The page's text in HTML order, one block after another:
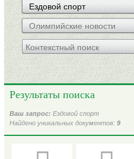
Ездовой спорт
Олимпийские новости
Результаты поиска
Ваш запрос: Ездовой спорт
Найдено уникальных документов: 9